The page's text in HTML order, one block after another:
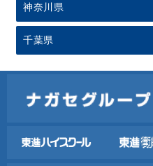
神奈川県
千葉県